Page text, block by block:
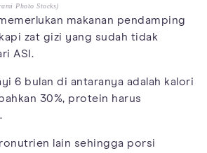
Photo Stocks)
makanan pendamping
zat gizi yang sudah tidak
ASI.
6 bulan di antaranya adalah kalori
30%, protein harus
lain sehingga porsi